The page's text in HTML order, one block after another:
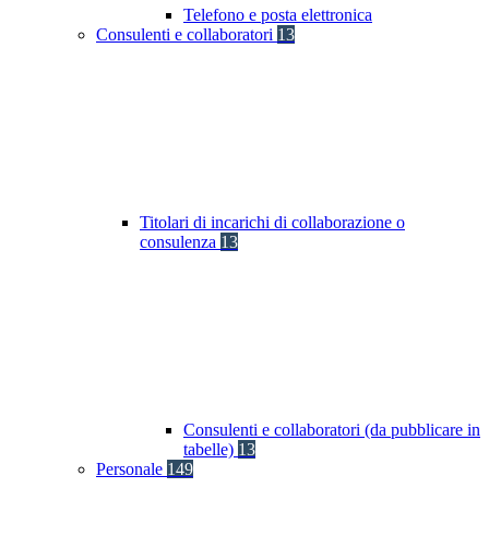
Telefono e posta elettronica
Consulenti e collaboratori 13
Titolari di incarichi di collaborazione o
consulenza 13
Consulenti e collaboratori (da pubblicare in
tabelle) 13
Personale 149